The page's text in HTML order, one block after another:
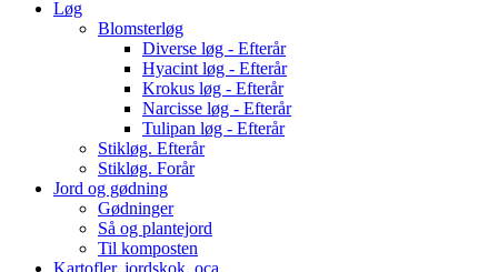
Løg
Blomsterløg
Diverse løg - Efterår
Hyacint løg - Efterår
Krokus løg - Efterår
Narcisse løg - Efterår
Tulipan løg - Efterår
Stikløg. Efterår
Stikløg. Forår
Jord og gødning
Gødninger
Så og plantejord
Til komposten
Kartofler, jordskok, oca